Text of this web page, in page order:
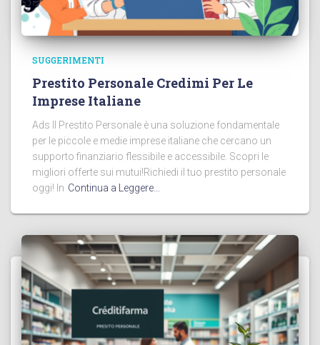
SUGGERIMENTI
Prestito Personale Credimi Per Le
Imprese Italiane
Ads Il Prestito Personale è una soluzione fondamentale
per le piccole e medie imprese italiane che cercano un
supporto finanziario flessibile e accessibile. Scopri le
migliori offerte sui mutui!Richiedi il tuo prestito personale
oggi! In Continua a Leggere…